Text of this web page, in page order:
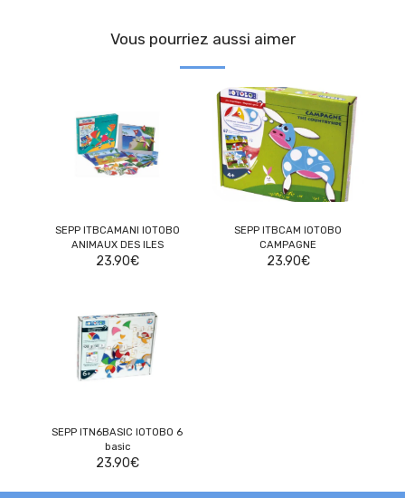
Vous pourriez aussi aimer
SEPP ITBCAMANI IOTOBO
ANIMAUX DES ILES
23.90€
SEPP ITBCAM IOTOBO
CAMPAGNE
23.90€
SEPP ITN6BASIC IOTOBO 6
basic
23.90€